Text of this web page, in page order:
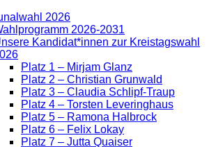
2026
2026-2031
Kandidat*innen zur Kreistagswahl
Platz 1 – Mirjam Glanz
Platz 2 – Christian Grunwald
Platz 3 – Claudia Schlipf-Traup
Platz 4 – Torsten Leveringhaus
Platz 5 – Ramona Halbrock
Platz 6 – Felix Lokay
Platz 7 – Jutta Quaiser